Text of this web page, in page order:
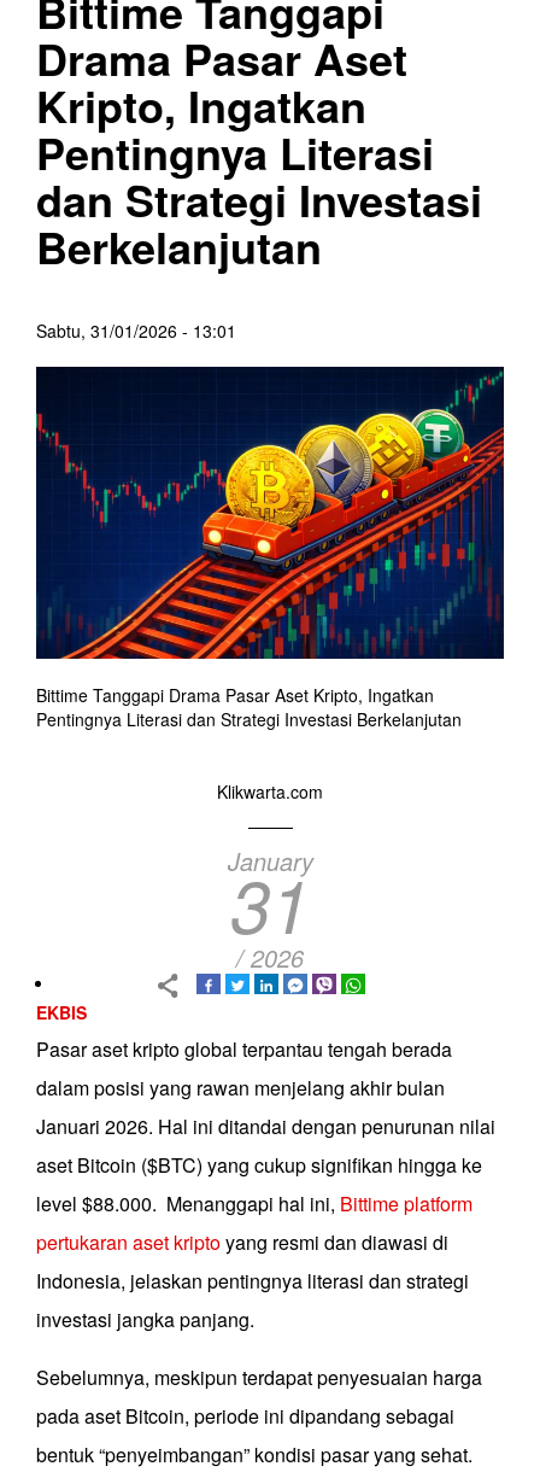
Drama Pasar Aset
Kripto, Ingatkan
Pentingnya Literasi
dan Strategi Investasi
Berkelanjutan
Sabtu, 31/01/2026 - 13:01
Bittime Tanggapi Drama Pasar Aset Kripto, Ingatkan
Pentingnya Literasi dan Strategi Investasi Berkelanjutan
Klikwarta.com
January
31
/ 2026
EKBIS
Pasar aset kripto global terpantau tengah berada
dalam posisi yang rawan menjelang akhir bulan
Januari 2026. Hal ini ditandai dengan penurunan nilai
aset Bitcoin ($BTC) yang cukup signifikan hingga ke
level $88.000. Menanggapi hal ini, Bittime platform
pertukaran aset kriptoyang resmi dan diawasi di
Indonesia, jelaskan pentingnya literasi dan strategi
investasi jangka panjang.
Sebelumnya, meskipun terdapat penyesuaian harga
pada aset Bitcoin, periode ini dipandang sebagai
bentuk “penyeimbangan” kondisi pasar yang sehat.